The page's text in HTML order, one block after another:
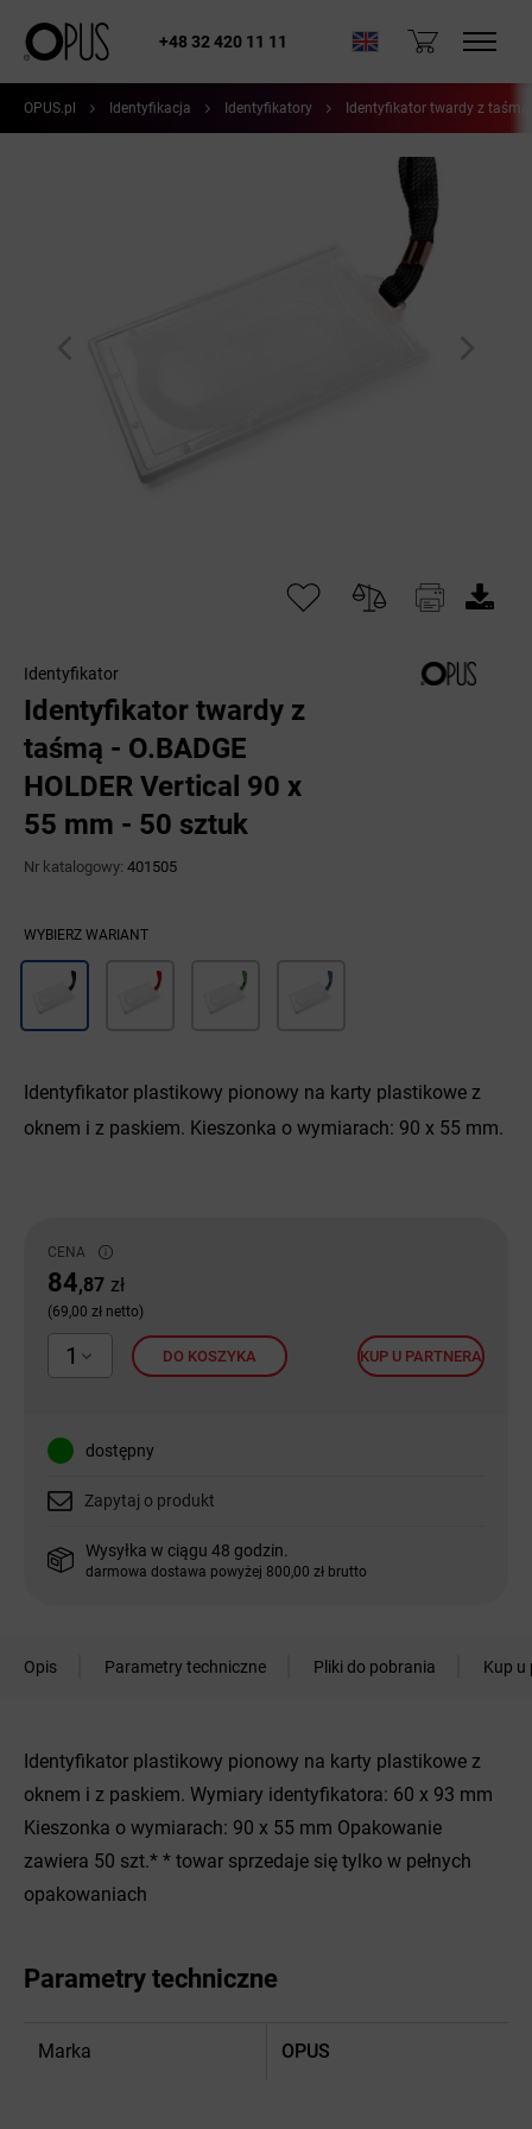
+48 32 420 11 11
OPUS.pl Identyfikacja Identyfikatory Identyfikator twardy z taśmą
Identyfikator
Identyfikator twardy z
taśmą - O.BADGE
HOLDER Vertical 90 x
55 mm - 50 sztuk
Nr katalogowy: 401505
WYBIERZ WARIANT
CENA
84,87 zł
(69,00 zł netto)
1 DO KOSZYKA KUP U PARTNERA
dostępny
Zapytaj o produkt
Wysyłka w ciągu 48 godzin.
darmowa dostawa powyżej 800,00 zł brutto
Identyfikator plastikowy pionowy na karty plastikowe z
oknem i z paskiem. Kieszonka o wymiarach: 90 x 55 mm.
Opis Parametry techniczne Pliki do pobrania Kup u
Identyfikator plastikowy pionowy na karty plastikowe z
oknem i z paskiem. Wymiary identyfikatora: 60 x 93 mm
Kieszonka o wymiarach: 90 x 55 mm Opakowanie
zawiera 50 szt.* * towar sprzedaje się tylko w pełnych
opakowaniach
Parametry techniczne
Marka OPUS